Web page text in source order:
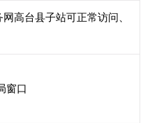
高台县子站可正常访问、
窗口